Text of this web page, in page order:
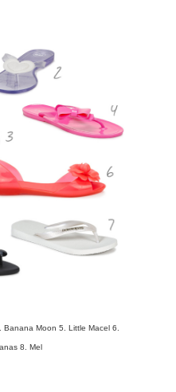
Moon 5. Little Macel 6.
8. Mel